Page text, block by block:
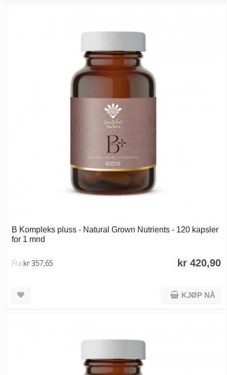
B Kompleks pluss - Natural Grown Nutrients - 120 kapsler
for 1 mnd
kr 420,90
Fra kr 357,65
KJØP NÅ